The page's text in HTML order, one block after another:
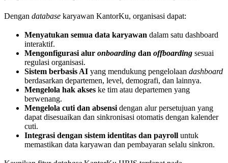
Dengan database karyawan KantorKu, organisasi dapat:
Menyatukan semua data karyawan dalam satu dashboard
interaktif.
Mengonfigurasi alur onboarding dan offboarding sesuai
regulasi organisasi.
Sistem berbasis AI yang mendukung pengelolaan dashboard
berdasarkan departemen, level, demografi, dan lainnya.
Mengelola hak akses ke tim atau departemen yang
berwenang.
Mengelola cuti dan absensi dengan alur persetujuan yang
dapat disesuaikan dan sinkronisasi otomatis dengan kalender
cuti.
Integrasi dengan sistem identitas dan payroll untuk
memastikan data karyawan dan pembayaran selalu sinkron.